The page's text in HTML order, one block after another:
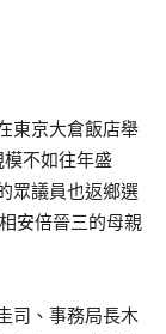
東京大倉飯店舉
不如往年盛
眾議員也返鄉選
安倍晉三的母親
司、事務局長木